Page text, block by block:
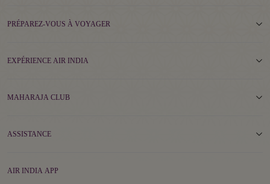
PRÉPAREZ-VOUS À VOYAGER
EXPÉRIENCE AIR INDIA
MAHARAJA CLUB
ASSISTANCE
AIR INDIA APP